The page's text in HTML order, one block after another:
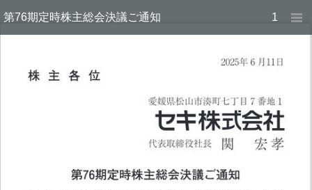
第76期定時株主総会決議ご通知 1